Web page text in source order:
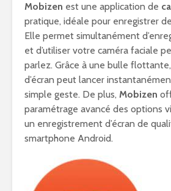
Mobizen est une application de
pratique, idéale pour enregistrer
Elle permet simultanément
et d’utiliser votre caméra faciale
parlez. Grâce à une bulle
d’écran peut lancer
simple geste. De plus, Mobizen
paramétrage avancé des options
un enregistrement d’écran de
smartphone Android.